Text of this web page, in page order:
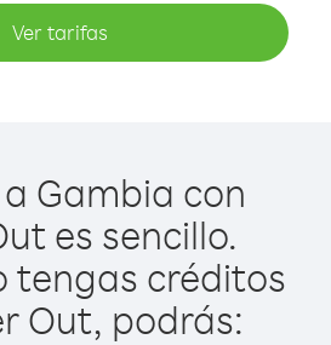
Ver tarifas
Gambia con
es sencillo.
tengas créditos
Out, podrás: